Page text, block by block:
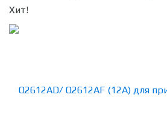
Хит!